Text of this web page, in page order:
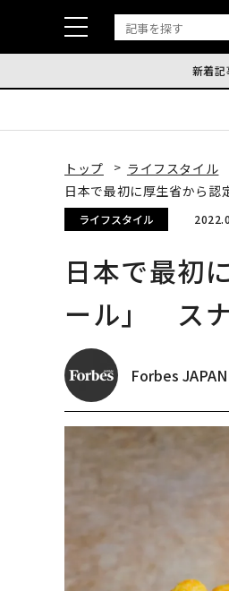
新着記
トップ
ライフスタイル
日本で最初に厚生省から
ライフスタイル
日本で最初
ール」 ス
Forbes